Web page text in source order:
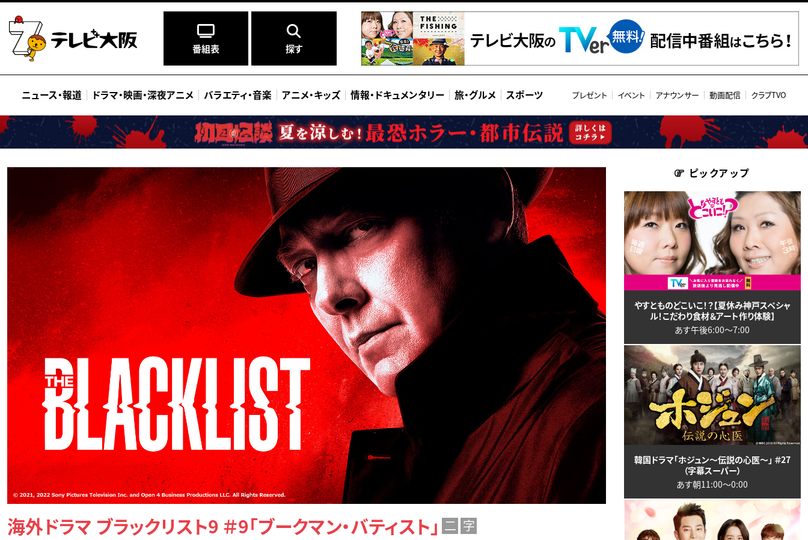
番組表 探す
ニュース・報道 ドラマ・映画・深夜アニメ バラエティ・音楽 アニメ・キッズ 情報・ ドキュメンタリー 旅・グルメ スポーツ プレゼント イベント アナウンサー 動画配信 クラブTVO
海外ドラマ ブラックリスト9 ＃9「ブークマン・バティスト」 二 字
ピックアップ
やすとものどこいこ！？【夏休み神戸スペシャ
ル！こだわり食材＆アート作り体験】
あす午後6:00〜7:00
韓国ドラマ「ホジュン～伝説の心医～」 ＃27
（字幕スーパー）
あす朝11:00〜0:00